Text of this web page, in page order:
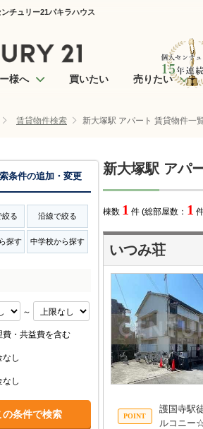
チュリー21パキラハウス
様へ 買いたい 売りたい
賃貸物件検索 新大塚駅 アパート 賃貸物件一
新大塚駅 アパ
棟数 1 件 (総部屋数： 1
いつみ荘
護国寺駅
ルコニー
条件の追加・変更
絞る 沿線で絞る
探す 中学校から探す
～
費・共益費を含む
なし
なし